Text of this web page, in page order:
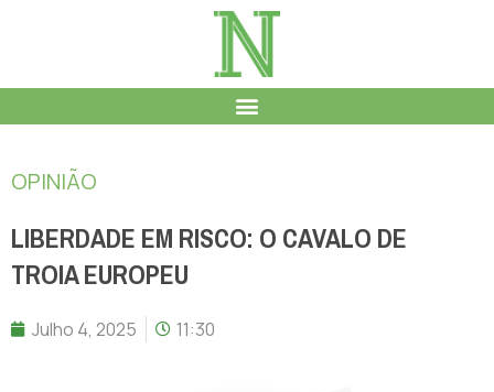
OPINIÃO
LIBERDADE EM RISCO: O CAVALO DE
TROIA EUROPEU
Julho 4, 2025 11:30